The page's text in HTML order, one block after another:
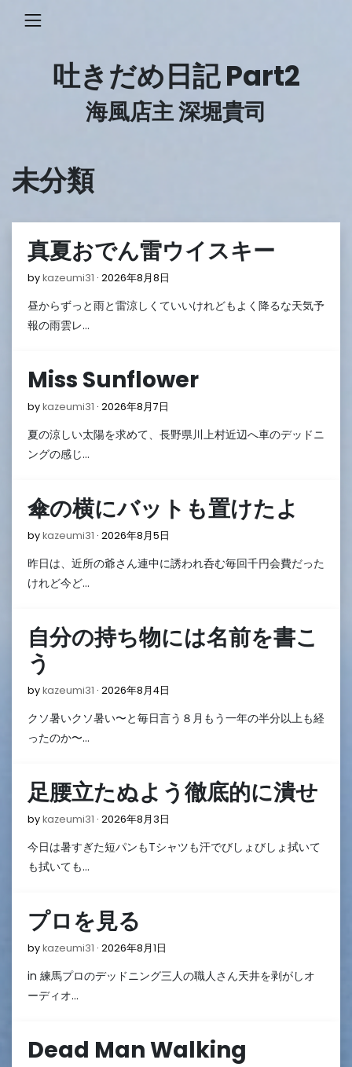
吐きだめ日記 Part2
海風店主 深堀貴司
未分類
真夏おでん雷ウイスキー
bykazeumi31 2026年8月8日
8
昼からずっと雨と雷涼しくていいけれどもよく降るな天気予
報の雨雲レ…
Miss Sunflower
bykazeumi31 2026年8月7日
8
夏の涼しい太陽を求めて、長野県川上村近辺へ車のデッドニ
ングの感じ…
傘の横にバットも置けたよ
bykazeumi31 2026年8月5日
8
昨日は、近所の爺さん連中に誘われ呑む毎回千円会費だった
けれど今ど…
自分の持ち物には名前を書こ
う
bykazeumi31 2026年8月4日
8
クソ暑いクソ暑い〜と毎日言う８月もう一年の半分以上も経
ったのか〜…
足腰立たぬよう徹底的に潰せ
bykazeumi31 2026年8月3日
8
今日は暑すぎた短パンもTシャツも汗でびしょびしょ拭いて
も拭いても…
プロを見る
bykazeumi31 2026年8月1日
8
in 練馬プロのデッドニング三人の職人さん天井を剥がしオ
ーディオ…
Dead Man Walking